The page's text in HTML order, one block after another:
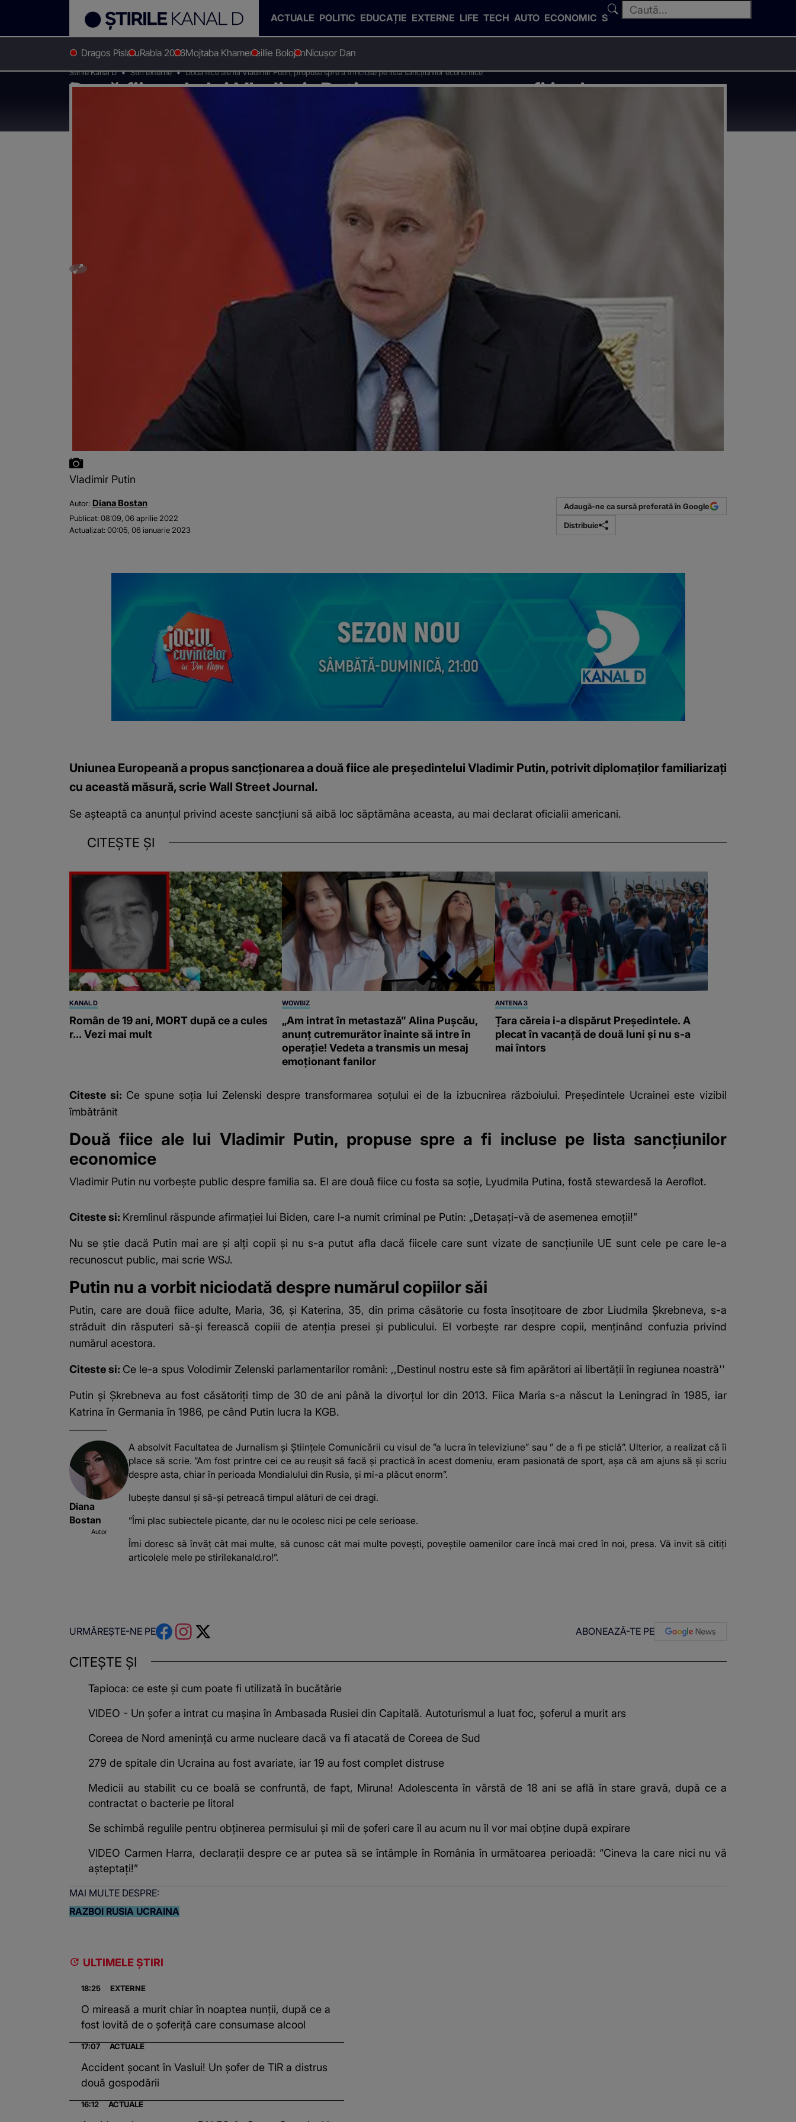
ACTUALE POLITIC EDUCAȚIE EXTERNE LIFE TECH AUTO ECONOMIC SPORT
Dragos PislaruRabla 2026Mojtaba KhameneiIlie BolojanNicușor Dan
Stirile Kanal D Stiri externe Două fiice ale lui Vladimir Putin, propuse spre a fi incluse pe lista sancțiunilor economice
Două fiice ale lui Vladimir Putin, propuse spre a fi incluse
pe lista sancțiunilor economice
Vladimir Putin
Autor: Diana Bostan
Publicat:08:09, 06 aprilie 2022
Actualizat:00:05, 06 ianuarie 2023
Adaugă-ne ca sursă preferată în Google
Distribuie
Uniunea Europeană a propus sancționarea a două fiice ale președintelui Vladimir Putin, potrivit diplomaților familiarizați
cu această măsură, scrie Wall Street Journal.
Se așteaptă ca anunțul privind aceste sancțiuni să aibă loc săptămâna aceasta, au mai declarat oficialii americani.
CITEȘTE ȘI
KANAL D
Român de 19 ani, MORT după ce a cules
r... Vezi mai mult
WOWBIZ
„Am intrat în metastază” Alina Pușcău,
anunț cutremurător înainte să intre în
operație! Vedeta a transmis un mesaj
emoționant fanilor
ANTENA 3
Țara căreia i-a dispărut Președintele. A
plecat în vacanță de două luni și nu s-a
mai întors
Citeste si: Ce spune soția lui Zelenski despre transformarea soțului ei de la izbucnirea războiului. Președintele Ucrainei este vizibil
îmbătrânit
Două fiice ale lui Vladimir Putin, propuse spre a fi incluse pe lista sancțiunilor
economice
Vladimir Putin nu vorbește public despre familia sa. El are două fiice cu fosta sa soție, Lyudmila Putina, fostă stewardesă la Aeroflot.
Citeste si: Kremlinul răspunde afirmației lui Biden, care l-a numit criminal pe Putin: „Detașați-vă de asemenea emoții!”
Nu se știe dacă Putin mai are și alți copii și nu s-a putut afla dacă fiicele care sunt vizate de sancțiunile UE sunt cele pe care le-a
recunoscut public, mai scrie WSJ.
Putin nu a vorbit niciodată despre numărul copiilor săi
Putin, care are două fiice adulte, Maria, 36, și Katerina, 35, din prima căsătorie cu fosta însoțitoare de zbor Liudmila Șkrebneva, s-a
străduit din răsputeri să-și ferească copiii de atenția presei și publicului. El vorbește rar despre copii, menținând confuzia privind
numărul acestora.
Citeste si: Ce le-a spus Volodimir Zelenski parlamentarilor români: ,,Destinul nostru este să fim apărători ai libertăţii în regiunea noastră''
Putin și Șkrebneva au fost căsătoriți timp de 30 de ani până la divorțul lor din 2013. Fiica Maria s-a născut la Leningrad în 1985, iar
Katrina în Germania în 1986, pe când Putin lucra la KGB.
Diana
Bostan
Autor
A absolvit Facultatea de Jurnalism și Științele Comunicării cu visul de ”a lucra în televiziune” sau ” de a fi pe sticlă”. Ulterior, a realizat că îi
place să scrie. ”Am fost printre cei ce au reușit să facă și practică în acest domeniu, eram pasionată de sport, așa că am ajuns să și scriu
despre asta, chiar în perioada Mondialului din Rusia, și mi-a plăcut enorm”.
Iubește dansul și să-și petreacă timpul alături de cei dragi.
”Îmi plac subiectele picante, dar nu le ocolesc nici pe cele serioase.
Îmi doresc să învăț cât mai multe, să cunosc cât mai multe povești, poveștile oamenilor care încă mai cred în noi, presa. Vă invit să citiți
articolele mele pe stirilekanald.ro!”.
URMĂREȘTE-NE PE ABONEAZĂ-TE PE
CITEȘTE ȘI
Tapioca: ce este și cum poate fi utilizată în bucătărie
VIDEO - Un șofer a intrat cu mașina în Ambasada Rusiei din Capitală. Autoturismul a luat foc, șoferul a murit ars
Coreea de Nord amenință cu arme nucleare dacă va fi atacată de Coreea de Sud
279 de spitale din Ucraina au fost avariate, iar 19 au fost complet distruse
Medicii au stabilit cu ce boală se confruntă, de fapt, Miruna! Adolescenta în vârstă de 18 ani se află în stare gravă, după ce a
contractat o bacterie pe litoral
Se schimbă regulile pentru obținerea permisului și mii de șoferi care îl au acum nu îl vor mai obține după expirare
VIDEO Carmen Harra, declarații despre ce ar putea să se întâmple în România în următoarea perioadă: “Cineva la care nici nu vă
așteptați!”
MAI MULTE DESPRE:
RAZBOI RUSIA UCRAINA
ULTIMELE ȘTIRI
18:25 EXTERNE
O mireasă a murit chiar în noaptea nunții, după ce a
fost lovită de o șoferiță care consumase alcool
17:07 ACTUALE
Accident șocant în Vaslui! Un șofer de TIR a distrus
două gospodării
16:12 ACTUALE